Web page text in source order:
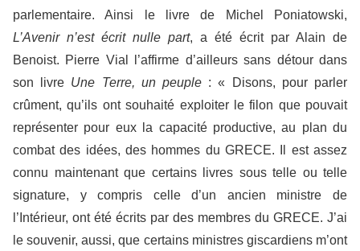
parlementaire. Ainsi le livre de Michel Poniatowski,
L’Avenir n’est écrit nulle part, a été écrit par Alain de
Benoist. Pierre Vial l’affirme d’ailleurs sans détour dans
son livre Une Terre, un peuple : « Disons, pour parler
crûment, qu’ils ont souhaité exploiter le filon que pouvait
représenter pour eux la capacité productive, au plan du
combat des idées, des hommes du GRECE. Il est assez
connu maintenant que certains livres sous telle ou telle
signature, y compris celle d’un ancien ministre de
l’Intérieur, ont été écrits par des membres du GRECE. J’ai
le souvenir, aussi, que certains ministres giscardiens m’ont